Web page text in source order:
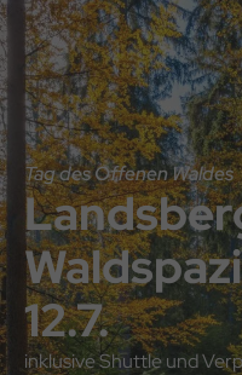
Direkt
zum
Inhalt
Direkt
zum
Footer
Hauptnavigation
Tag des Offenen Waldes
12.7.
inklusive Shuttle und